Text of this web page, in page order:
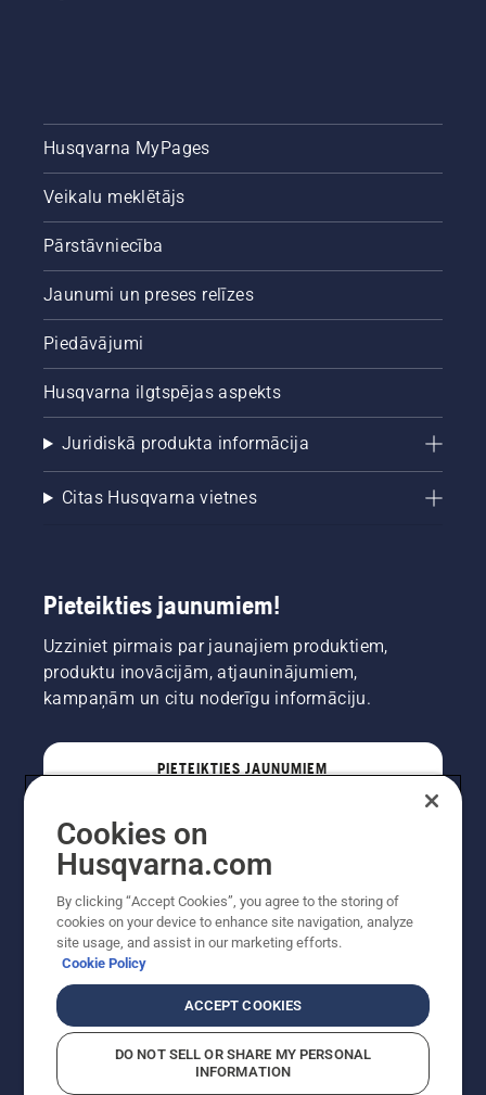
Husqvarna MyPages
Veikalu meklētājs
Pārstāvniecība
Jaunumi un preses relīzes
Piedāvājumi
Husqvarna ilgtspējas aspekts
Juridiskā produkta informācija
Citas Husqvarna vietnes
Pieteikties jaunumiem!
Uzziniet pirmais par jaunajiem produktiem,
produktu inovācijām, atjauninājumiem,
kampaņām un citu noderīgu informāciju.
PIETEIKTIES JAUNUMIEM
Autortiesības — 2022 Husqvarna AB (publ). Visas
Cookies on
Husqvarna.com
By clicking “Accept Cookies”, you agree to the storing of
cookies on your device to enhance site navigation, analyze
site usage, and assist in our marketing efforts.
Cookie Policy
ACCEPT COOKIES
DO NOT SELL OR SHARE MY PERSONAL
INFORMATION